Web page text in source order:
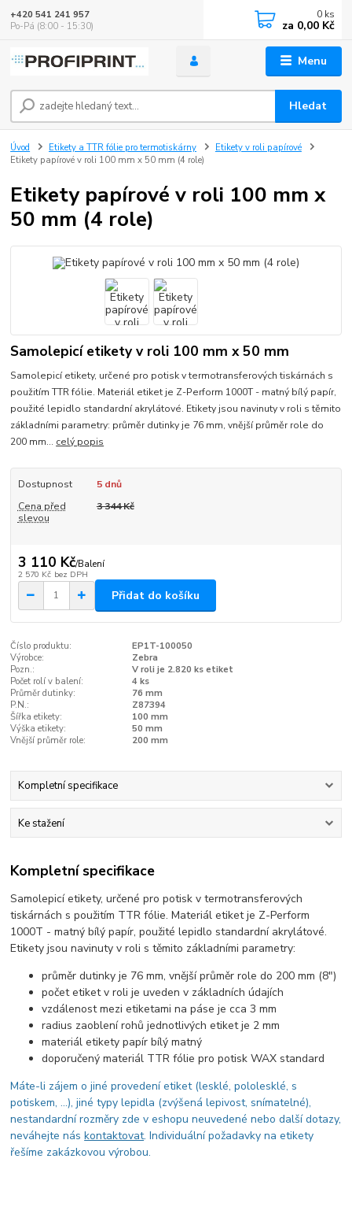
Menu
Hledat
+420 541 241 957
Po-Pá (8:00 - 15:30)
0 ks
za 0,00 Kč
Úvod Etikety a TTR fólie pro termotiskárny
Etikety v roli papírové
Etikety papírové v roli 100 mm x 50 mm (4 role)
Etikety papírové v roli 100 mm x
50 mm (4 role)
Samolepicí etikety v roli 100 mm x 50 mm
Samolepicí etikety, určené pro potisk v termotransferových tiskárnách s
použitím TTR fólie. Materiál etiket je Z-Perform 1000T - matný bílý papír,
použité lepidlo standardní akrylátové. Etikety jsou navinuty v roli s těmito
základními parametry: průměr dutinky je 76 mm, vnější průměr role do
200 mm... celý popis
Dostupnost
5 dnů
Cena před
slevou
3 344 Kč
3 110 Kč/Balení
2 570 Kč bez DPH
Přidat do košíku
Číslo produktu:
EP1T-100050
Výrobce:
Zebra
Pozn.:
V roli je 2.820 ks etiket
Počet rolí v balení:
4 ks
Průměr dutinky:
76 mm
P.N.:
Z87394
Šířka etikety:
100 mm
Výška etikety:
50 mm
Vnější průměr role:
200 mm
Kompletní specifikace
Ke stažení
Kompletní specifikace
Samolepicí etikety, určené pro potisk v termotransferových
tiskárnách s použitím TTR fólie. Materiál etiket je Z-Perform
1000T - matný bílý papír, použité lepidlo standardní akrylátové.
Etikety jsou navinuty v roli s těmito základními parametry:
průměr dutinky je 76 mm, vnější průměr role do 200 mm (8")
počet etiket v roli je uveden v základních údajích
vzdálenost mezi etiketami na páse je cca 3 mm
radius zaoblení rohů jednotlivých etiket je 2 mm
materiál etikety papír bílý matný
doporučený materiál TTR fólie pro potisk WAX standard
Máte-li zájem o jiné provedení etiket (lesklé, pololesklé, s
potiskem, ...), jiné typy lepidla (zvýšená lepivost, snímatelné),
nestandardní rozměry zde v eshopu neuvedené nebo další dotazy,
neváhejte náskontaktovat. Individuální požadavky na etikety
řešíme zakázkovou výrobou.